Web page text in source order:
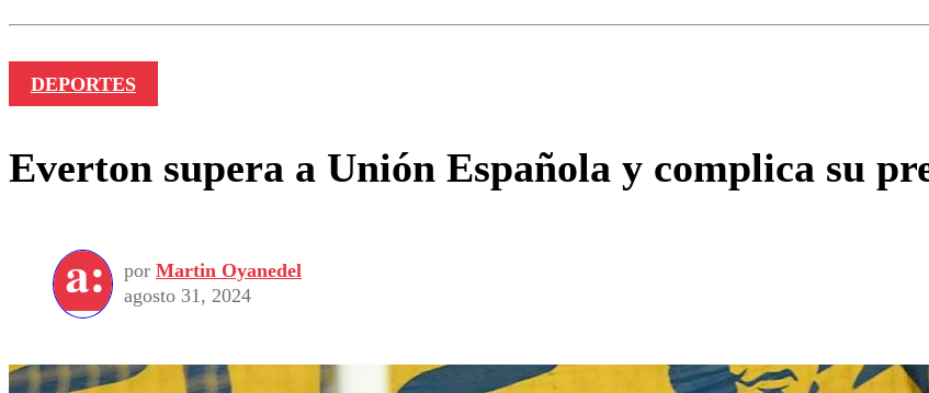
DEPORTES
Everton supera a Unión Española y complica su
por Martin Oyanedel
agosto 31, 2024